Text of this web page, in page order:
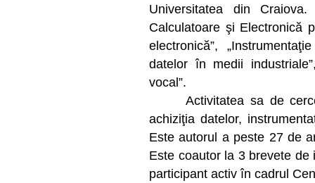
Universitatea din
Calculatoare şi Electronică
electronică”,
datelor în medii
vocal”.
Activitatea sa de
achiziţia datelor,
Este autorul a peste 27 de
Este coautor la 3 brevete
participant activ în cadrul